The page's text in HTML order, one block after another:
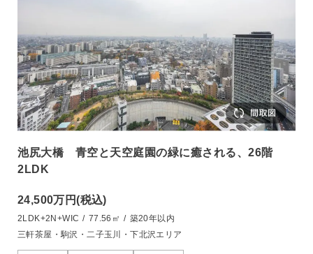
池尻大橋 青空と天空庭園の緑に癒される、26階
2LDK
24,500万円(税込)
2LDK+2N+WIC / 77.56㎡ / 築20年以内
三軒茶屋・駒沢・二子玉川・下北沢エリア